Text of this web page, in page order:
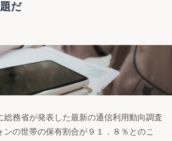
だ
務省が発表した最新の通信利用動向調査
ンの世帯の保有割合が９１．８％とのこ